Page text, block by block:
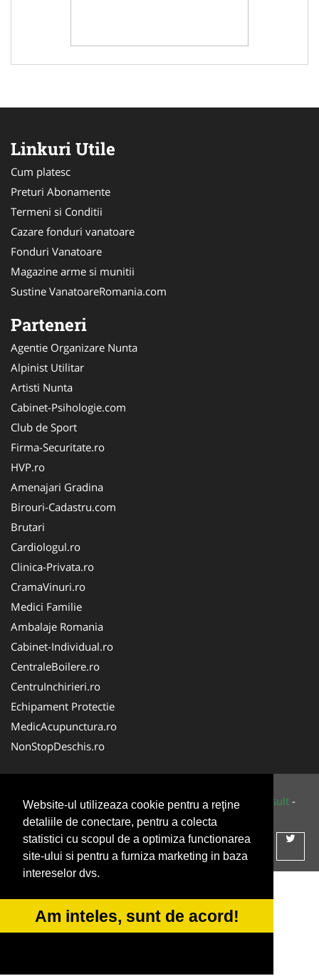
Website-ul utilizeaza cookie pentru a reţine
detaliile de conectare, pentru a colecta
statistici cu scopul de a optimiza functionarea
site-ului si pentru a furniza marketing in baza
intereselor dvs.
Am inteles, sunt de acord!
Linkuri Utile
Cum platesc
Preturi Abonamente
Termeni si Conditii
Cazare fonduri vanatoare
Fonduri Vanatoare
Magazine arme si munitii
Sustine VanatoareRomania.com
Parteneri
Agentie Organizare Nunta
Alpinist Utilitar
Artisti Nunta
Cabinet-Psihologie.com
Club de Sport
Firma-Securitate.ro
HVP.ro
Amenajari Gradina
Birouri-Cadastru.com
Brutari
Cardiologul.ro
Clinica-Privata.ro
CramaVinuri.ro
Medici Familie
Ambalaje Romania
Cabinet-Individual.ro
CentraleBoilere.ro
CentruInchirieri.ro
Echipament Protectie
MedicAcupunctura.ro
NonStopDeschis.ro
© 2014-2026 Powered byVilonMedia& Tokaido Consult -
ANPC SOL